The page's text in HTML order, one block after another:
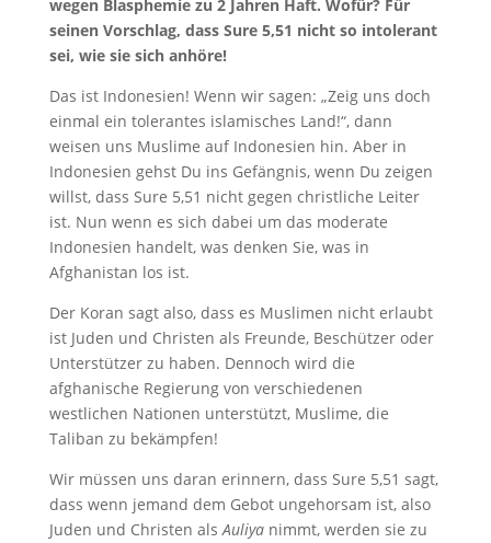
wegen Blasphemie zu 2 Jahren Haft. Wofür? Für
seinen Vorschlag, dass Sure 5,51 nicht so intolerant
sei, wie sie sich anhöre!
Das ist Indonesien! Wenn wir sagen: „Zeig uns doch
einmal ein tolerantes islamisches Land!“, dann
weisen uns Muslime auf Indonesien hin. Aber in
Indonesien gehst Du ins Gefängnis, wenn Du zeigen
willst, dass Sure 5,51 nicht gegen christliche Leiter
ist. Nun wenn es sich dabei um das moderate
Indonesien handelt, was denken Sie, was in
Afghanistan los ist.
Der Koran sagt also, dass es Muslimen nicht erlaubt
ist Juden und Christen als Freunde, Beschützer oder
Unterstützer zu haben. Dennoch wird die
afghanische Regierung von verschiedenen
westlichen Nationen unterstützt, Muslime, die
Taliban zu bekämpfen!
Wir müssen uns daran erinnern, dass Sure 5,51 sagt,
dass wenn jemand dem Gebot ungehorsam ist, also
Juden und Christen alsAuliya nimmt, werden sie zu